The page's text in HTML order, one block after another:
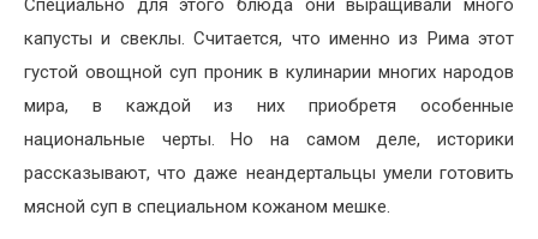
Специально для этого блюда они выращивали много
капусты и свеклы. Считается, что именно из Рима этот
густой овощной суп проник в кулинарии многих народов
мира, в каждой из них приобретя особенные
национальные черты. Но на самом деле, историки
рассказывают, что даже неандертальцы умели готовить
мясной суп в специальном кожаном мешке.